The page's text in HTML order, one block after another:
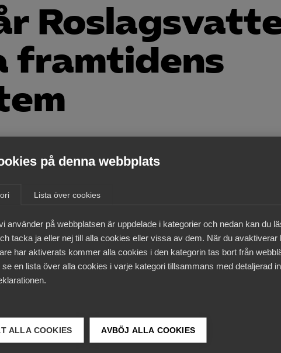
framtidens
av framtidens intelligenta
digital spetsteknologi. Till år 2030 ska
och integrerade. Det följer
5.0 och målet är att bli en av de ledande
sträcker sig över sju år.
och AVEVA Select Scandinavia visat hur man kopplar ihop
och autonomt system som är tillgängligt för alla i
i realtid. Med detta som grund påbörjar
på denna webbplats
Lista över cookies
använder på webbplatsen är uppdelade i kategorier och nedan kan du
tacka ja eller nej till alla cookies eller vissa av dem. När du avaktiverar
har aktiverats kommer alla cookies i den kategorin tas bort från
se en lista över alla cookies i varje kategori tillsammans med detaljerad
ALLA COOKIES AVBÖJ ALLA COOKIES